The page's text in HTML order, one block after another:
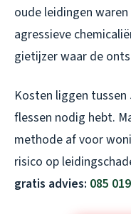
oude leidingen
agressieve
gietijzer waar de
Kosten liggen tussen
flessen nodig hebt.
methode af voor
risico op
gratis advies: 085